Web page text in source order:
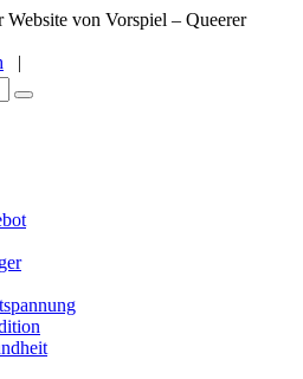
von Vorspiel – Queerer
|